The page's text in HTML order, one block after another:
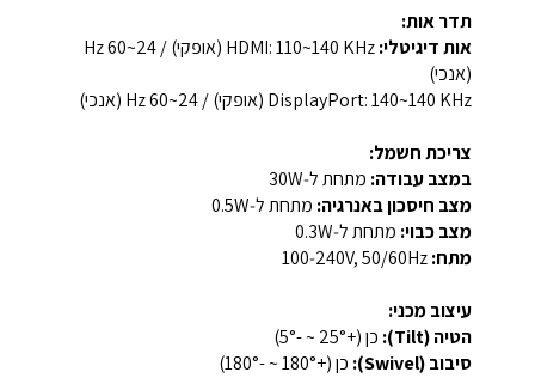
תדר אות:
אות דיגיטלי:
HDMI: ‎110~140 KHz (אופקי) / 24~60 Hz
(אנכי)‎
DisplayPort: ‎140~140 KHz (אופקי) / 24~60 Hz (אנכי)‎
צריכת חשמל:
במצב עבודה: מתחת ל‑30W
מצב חיסכון באנרגיה: מתחת ל‑0.5W
מצב כבוי: מתחת ל‑0.3W
מתח:
עיצוב מכני:
הטיה (Tilt):
כן (+25° ~ -5°)
סיבוב (Swivel):
כן (+180° ~ -180°)